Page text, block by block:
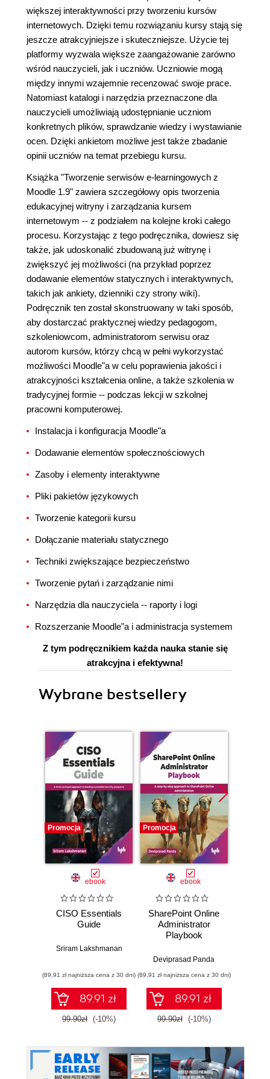
większej interaktywności przy tworzeniu kursów
internetowych. Dzięki temu rozwiązaniu kursy stają się
jeszcze atrakcyjniejsze i skuteczniejsze. Użycie tej
platformy wyzwala większe zaangażowanie zarówno
wśród nauczycieli, jak i uczniów. Uczniowie mogą
między innymi wzajemnie recenzować swoje prace.
Natomiast katalogi i narzędzia przeznaczone dla
nauczycieli umożliwiają udostępnianie uczniom
konkretnych plików, sprawdzanie wiedzy i wystawianie
ocen. Dzięki ankietom możliwe jest także zbadanie
opinii uczniów na temat przebiegu kursu.
Książka "Tworzenie serwisów e-learningowych z
Moodle 1.9" zawiera szczegółowy opis tworzenia
edukacyjnej witryny i zarządzania kursem
internetowym -- z podziałem na kolejne kroki całego
procesu. Korzystając z tego podręcznika, dowiesz się
także, jak udoskonalić zbudowaną już witrynę i
zwiększyć jej możliwości (na przykład poprzez
dodawanie elementów statycznych i interaktywnych,
takich jak ankiety, dzienniki czy strony wiki).
Podręcznik ten został skonstruowany w taki sposób,
aby dostarczać praktycznej wiedzy pedagogom,
szkoleniowcom, administratorom serwisu oraz
autorom kursów, którzy chcą w pełni wykorzystać
możliwości Moodle"a w celu poprawienia jakości i
atrakcyjności kształcenia online, a także szkolenia w
tradycyjnej formie -- podczas lekcji w szkolnej
pracowni komputerowej.
Instalacja i konfiguracja Moodle"a
Dodawanie elementów społecznościowych
Zasoby i elementy interaktywne
Pliki pakietów językowych
Tworzenie kategorii kursu
Dołączanie materiału statycznego
Techniki zwiększające bezpieczeństwo
Tworzenie pytań i zarządzanie nimi
Narzędzia dla nauczyciela -- raporty i logi
Rozszerzanie Moodle"a i administracja systemem
Z tym podręcznikiem każda nauka stanie się
atrakcyjna i efektywna!
Wybrane bestsellery
Promocja
ebook
CISO Essentials
Guide
Sriram Lakshmanan
(89,91 zł najniższa cena z 30 dni)
89.91 zł
99.90zł (-10%)
Promocja
ebook
SharePoint Online
Administrator
Playbook
Deviprasad Panda
(89,91 zł najniższa cena z 30 dni)
89.91 zł
99.90zł (-10%)